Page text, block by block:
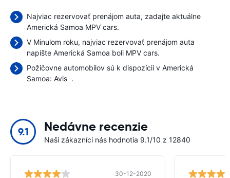
Najviac rezervovať prenájom auta, zadajte aktuálne
Americká Samoa MPV cars.
V Minulom roku, najviac rezervovať prenájom auta
napíšte Americká Samoa boli MPV cars.
Požičovne automobilov sú k dispozícii v Americká
Samoa: Avis .
9.1 Nedávne recenzie
Naši zákazníci nás hodnotia 9.1/10 z 12840
30-12-2020